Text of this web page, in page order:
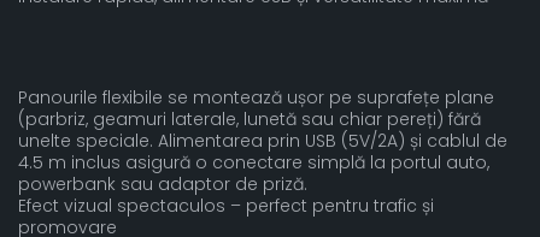
Panourile flexibile se montează ușor pe suprafețe plane
(parbriz, geamuri laterale, lunetă sau chiar pereți) fără
unelte speciale. Alimentarea prin USB (5V/2A) și cablul de
4.5 m inclus asigură o conectare simplă la portul auto,
powerbank sau adaptor de priză.
Efect vizual spectaculos – perfect pentru trafic și
promovare